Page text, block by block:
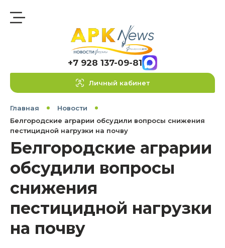
+7 928 137-09-81
Личный кабинет
Главная
Новости
Белгородские аграрии обсудили вопросы снижения
пестицидной нагрузки на почву
Белгородские аграрии
обсудили вопросы
снижения
пестицидной нагрузки
на почву